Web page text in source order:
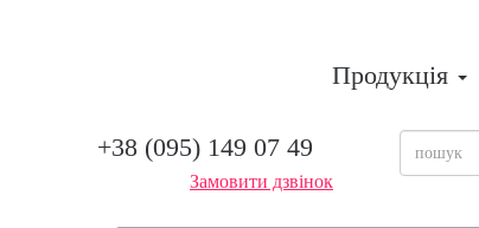
Продукція
+38 (095) 149 07 49
Замовити дзвінок